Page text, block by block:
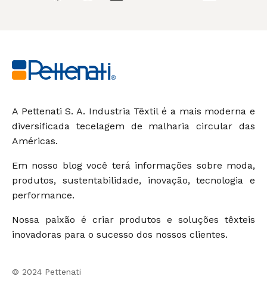
A Pettenati S. A. Industria Têxtil é a mais moderna e
diversificada tecelagem de malharia circular das
Américas.
Em nosso blog você terá informações sobre moda,
produtos, sustentabilidade, inovação, tecnologia e
performance.
Nossa paixão é criar produtos e soluções têxteis
inovadoras para o sucesso dos nossos clientes.
© 2024 Pettenati